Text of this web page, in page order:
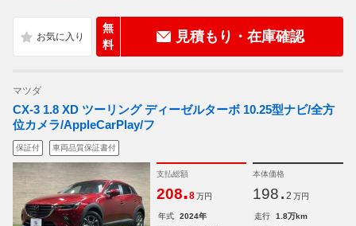
無
料
見積もり・在庫確認
マツダ
CX-3 1.8 XD ツーリング ディーゼルターボ 10.25型ナビ/全方
位カメラ/AppleCarPlay/フ
保証付 車両品質保証書付
支払総額
208.8 万円
本体価格
198. 2 万円
年式 2024年 走行
1.8万km